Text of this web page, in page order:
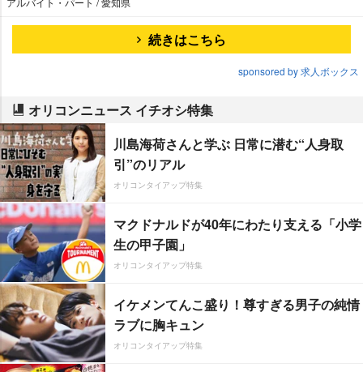
続きはこちら
sponsored by 求人ボックス
オリコンニュース イチオシ特集
川島海荷さんと学ぶ 日常に潜む“人身取
引”のリアル
オリコンタイアップ特集
マクドナルドが40年にわたり支える「小学
生の甲子園」
オリコンタイアップ特集
イケメンてんこ盛り！尊すぎる男子の純情
ラブに胸キュン
オリコンタイアップ特集